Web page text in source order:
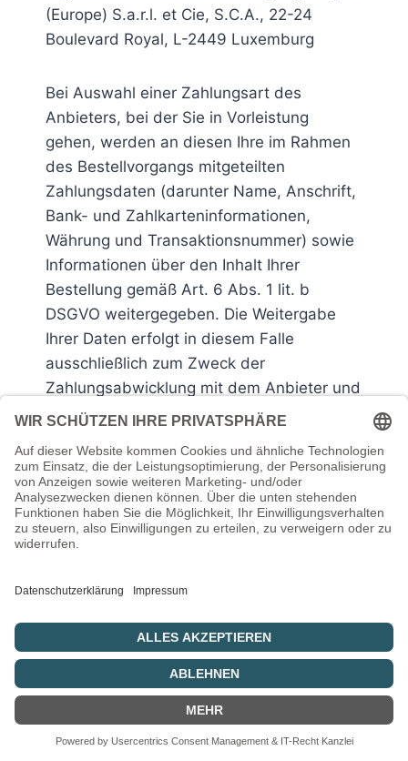
(Europe) S.a.r.l. et Cie, S.C.A., 22-24
Boulevard Royal, L-2449 Luxemburg
Bei Auswahl einer Zahlungsart des
Anbieters, bei der Sie in Vorleistung
gehen, werden an diesen Ihre im Rahmen
des Bestellvorgangs mitgeteilten
Zahlungsdaten (darunter Name, Anschrift,
Bank- und Zahlkarteninformationen,
Währung und Transaktionsnummer) sowie
Informationen über den Inhalt Ihrer
Bestellung gemäß Art. 6 Abs. 1 lit. b
DSGVO weitergegeben. Die Weitergabe
Ihrer Daten erfolgt in diesem Falle
ausschließlich zum Zweck der
Zahlungsabwicklung mit dem Anbieter und
nur insoweit, als sie hierfür erforderlich ist.
Bei Auswahl einer Zahlungsart, bei der wir
in Vorleistung gehen, werden Sie im
Bestellablauf auch aufgefordert,
bestimmte persönliche Daten (Vor- und
Postleitzahl, Ort, Geburtsdatum, E-Mail-
einem alternativen Zahlungsmittel)
anzugeben.
Um in solchen Fällen unser berechtigtes
Interesse an der Feststellung Ihrer